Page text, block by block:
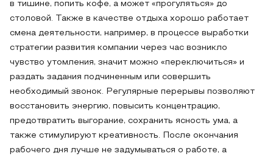
в тишине, попить кофе, а может «прогуляться» до
столовой. Также в качестве отдыха хорошо работает
смена деятельности, например, в процессе выработки
стратегии развития компании через час возникло
чувство утомления, значит можно «переключиться» и
раздать задания подчиненным или совершить
необходимый звонок. Регулярные перерывы позволяют
восстановить энергию, повысить концентрацию,
предотвратить выгорание, сохранить ясность ума, а
также стимулируют креативность. После окончания
рабочего дня лучше не задумываться о работе, а